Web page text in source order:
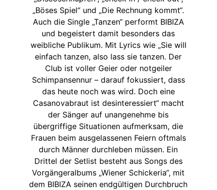
„Böses Spiel“ und „Die Rechnung kommt“.
Auch die Single „Tanzen“ performt BIBIZA
und begeistert damit besonders das
weibliche Publikum. Mit Lyrics wie „Sie will
einfach tanzen, also lass sie tanzen. Der
Club ist voller Geier oder notgeiler
Schimpansennur – darauf fokussiert, dass
das heute noch was wird. Doch eine
Casanovabraut ist desinteressiert“ macht
der Sänger auf unangenehme bis
übergriffige Situationen aufmerksam, die
Frauen beim ausgelassenen Feiern oftmals
durch Männer durchleben müssen. Ein
Drittel der Setlist besteht aus Songs des
Vorgängeralbums „Wiener Schickeria“, mit
dem BIBIZA seinen endgültigen Durchbruch